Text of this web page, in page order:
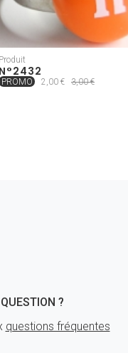
Produit
N°2432
PROMO 2,00 € 3,00 €
?
questions fréquentes